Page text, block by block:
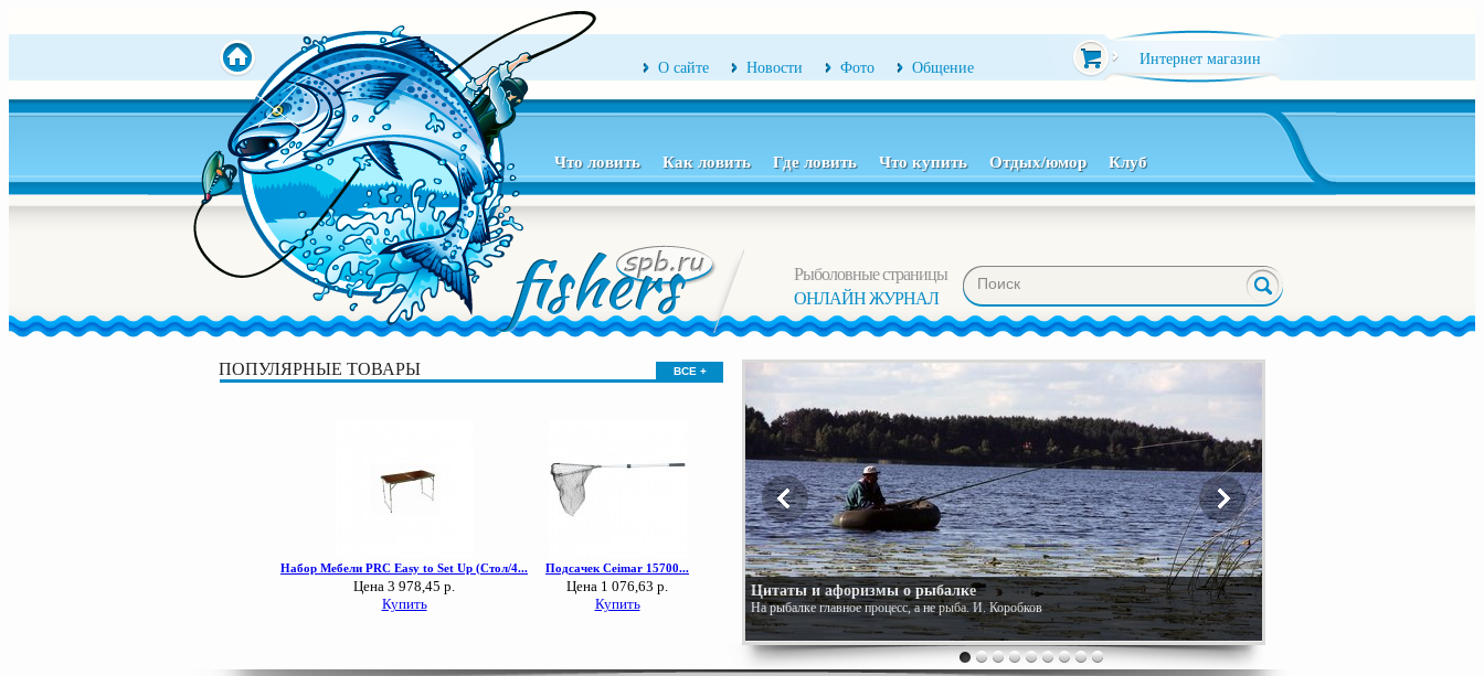
О сайте Новости Фото Общение
Интернет магазин
Что ловить Как ловить Где ловить Что купить Отдых/юмор Клуб
Рыболовные страницы
ОНЛАЙН ЖУРНАЛ
ПОПУЛЯРНЫЕ ТОВАРЫ ВСЕ +
Цитаты и афоризмы о рыбалке
На рыбалке главное процесс, а не рыба. И. Коробков